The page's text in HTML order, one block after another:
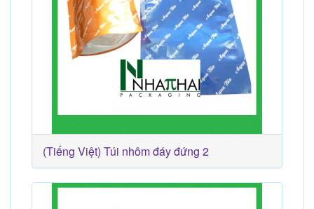
(Tiếng Việt) Túi nhôm đáy đứng 2